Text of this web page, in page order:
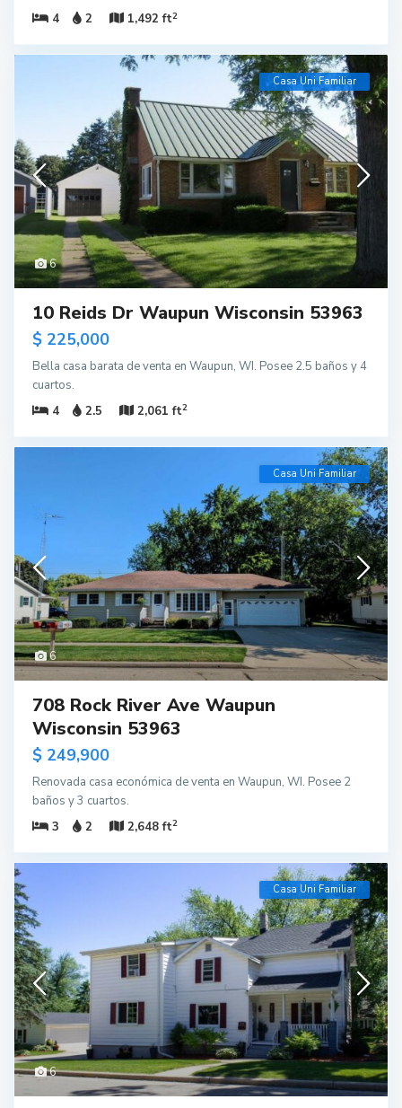
4
2 1,492 ft2
6
Casa Uni Familiar
10 Reids Dr Waupun Wisconsin 53963
$ 225,000
Bella casa barata de venta en Waupun, WI. Posee 2.5 baños y 4
cuartos.
4
2.5 2,061 ft2
6
Casa Uni Familiar
708 Rock River Ave Waupun
Wisconsin 53963
$ 249,900
Renovada casa económica de venta en Waupun, WI. Posee 2
baños y 3 cuartos.
3
2 2,648 ft2
6
Casa Uni Familiar